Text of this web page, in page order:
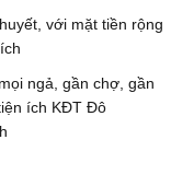
với mặt tiền rộng
ngả, gần chợ, gần
ích KĐT Đô